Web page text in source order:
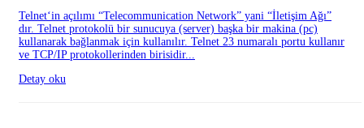
Telnet‘in açılımı “Telecommunication Network” yani “İletişim Ağı”
dır. Telnet protokolü bir sunucuya (server) başka bir makina (pc)
kullanarak bağlanmak için kullanılır. Telnet 23 numaralı portu kullanır
ve TCP/IP protokollerinden birisidir...
Detay oku